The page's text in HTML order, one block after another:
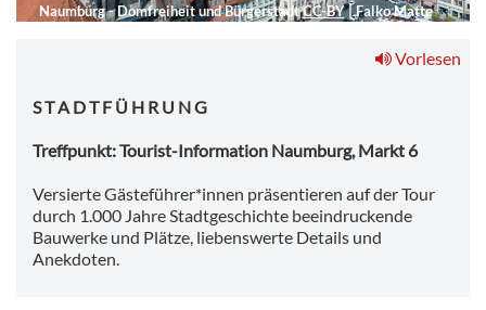
Naumburg - Domfreiheit und BürgerstadtCC-BY|Falko Matte
Vorlesen
S T A D T F Ü H R U N G
Treffpunkt: Tourist-Information Naumburg, Markt 6
Versierte Gästeführer*innen präsentieren auf der Tour
durch 1.000 Jahre Stadtgeschichte beeindruckende
Bauwerke und Plätze, liebenswerte Details und
Anekdoten.